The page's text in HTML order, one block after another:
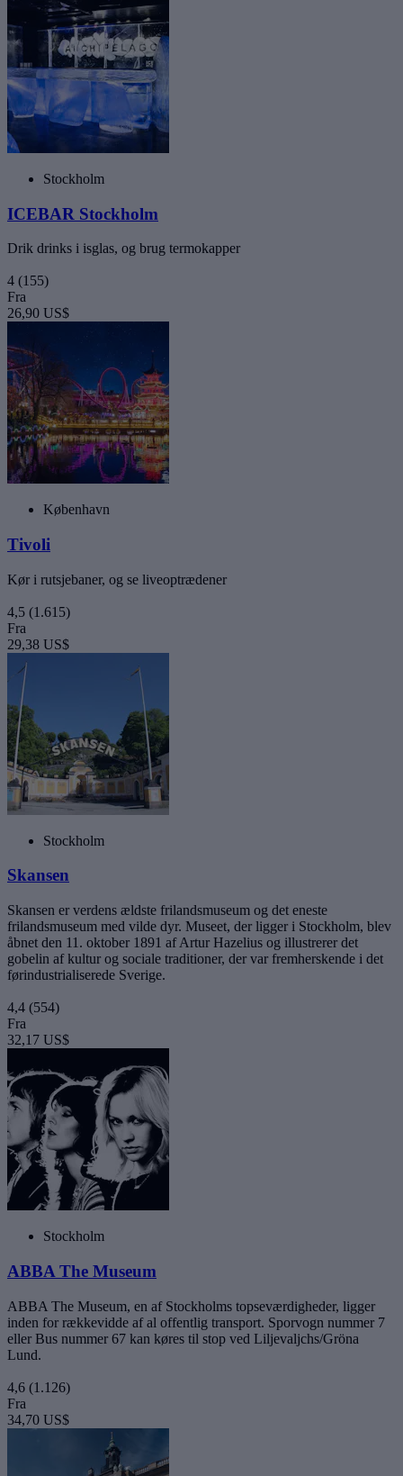
Stockholm
ICEBAR Stockholm
Drik drinks i isglas, og brug termokapper
4 (155)
Fra
26,90 US$
København
Tivoli
Kør i rutsjebaner, og se liveoptrædener
4,5 (1.615)
Fra
29,38 US$
Stockholm
Skansen
Skansen er verdens ældste frilandsmuseum og det eneste
frilandsmuseum med vilde dyr. Museet, der ligger i Stockholm, blev
åbnet den 11. oktober 1891 af Artur Hazelius og illustrerer det
gobelin af kultur og sociale traditioner, der var fremherskende i det
førindustrialiserede Sverige.
4,4 (554)
Fra
32,17 US$
Stockholm
ABBA The Museum
ABBA The Museum, en af Stockholms topseværdigheder, ligger
inden for rækkevidde af al offentlig transport. Sporvogn nummer 7
eller Bus nummer 67 kan køres til stop ved Liljevaljchs/Gröna
Lund.
4,6 (1.126)
Fra
34,70 US$